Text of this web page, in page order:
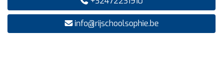
info@rijschoolsophie.be